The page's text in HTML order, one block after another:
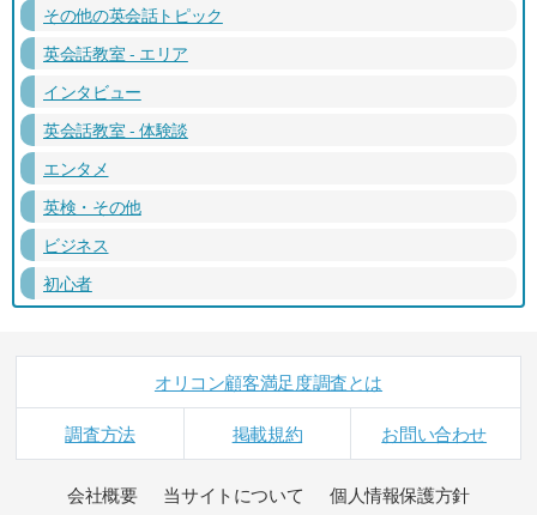
その他の英会話トピック
英会話教室 - エリア
インタビュー
英会話教室 - 体験談
エンタメ
英検・その他
ビジネス
初心者
オリコン顧客満足度調査とは
調査方法 掲載規約 お問い合わせ
会社概要 当サイトについて 個人情報保護方針